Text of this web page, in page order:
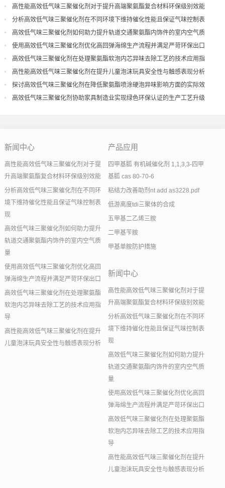
高性能高效低气味三聚催化剂对于提升高端聚氨酯复合材料环保级别效能
分析高效低气味三聚催化剂在不同环境下维持催化性能且保证气味控制表
现
高效低气味三聚催化剂如何助力提升轨道交通聚氨酯内饰件的室内空气质
量
使用高效低气味三聚催化剂优化高回弹海绵生产流程并满足严苛环保出口
高效低气味三聚催化剂在处理聚氨酯软泡内芯异味去除工艺的技术应用指
导
高性能高效低气味三聚催化剂在提升儿童泡沫玩具安全性与触感表现分析
探讨高效低气味三聚催化剂在降低聚氨酯喷涂硬泡异味影响方面的实际效
果
高效低气味三聚催化剂协助家具制造业实现绿色环保认证的生产工艺升级
新闻中心
高性能高效低气味三聚催化剂对于提
升高端聚氨酯复合材料环保级别效能
分析高效低气味三聚催化剂在不同环
境下维持催化性能且保证气味控制表
现
高效低气味三聚催化剂如何助力提升
轨道交通聚氨酯内饰件的室内空气质
量
使用高效低气味三聚催化剂优化高回
弹海绵生产流程并满足严苛环保出口
高效低气味三聚催化剂在处理聚氨酯
软泡内芯异味去除工艺的技术应用指
导
高性能高效低气味三聚催化剂在提升
儿童泡沫玩具安全性与触感表现分析
产品应用
四甲基胍 有机碱催化剂 1,1,3,3-四甲
基胍 cas 80-70-6
粘结力改善助剂nt add as3228.pdf
低游离度tdi三聚体的合成
五甲基二乙烯三胺
二甲基苄胺
甲基单胺防护措施
新闻中心
高性能高效低气味三聚催化剂对于提
升高端聚氨酯复合材料环保级别效能
分析高效低气味三聚催化剂在不同环
境下维持催化性能且保证气味控制表
现
高效低气味三聚催化剂如何助力提升
轨道交通聚氨酯内饰件的室内空气质
量
使用高效低气味三聚催化剂优化高回
弹海绵生产流程并满足严苛环保出口
高效低气味三聚催化剂在处理聚氨酯
软泡内芯异味去除工艺的技术应用指
导
高性能高效低气味三聚催化剂在提升
儿童泡沫玩具安全性与触感表现分析